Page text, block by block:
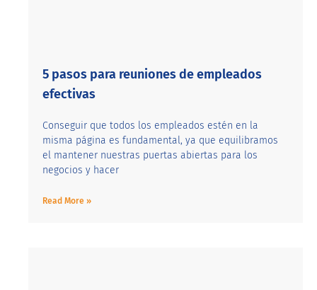
5 pasos para reuniones de empleados
efectivas
Conseguir que todos los empleados estén en la
misma página es fundamental, ya que equilibramos
el mantener nuestras puertas abiertas para los
negocios y hacer
Read More »